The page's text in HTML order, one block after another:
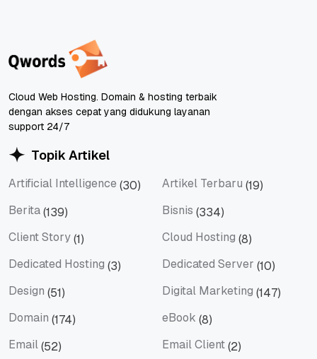
Cloud Web Hosting. Domain & hosting terbaik
dengan akses cepat yang didukung layanan
support 24/7
Topik Artikel
Artificial Intelligence (30) Artikel Terbaru (19)
Berita(139) Bisnis (334)
Client Story(1) Cloud Hosting (8)
Dedicated Hosting (3) Dedicated Server (10)
Design (51) Digital Marketing (147)
Domain (174) eBook (8)
Email(52) Email Client(2)